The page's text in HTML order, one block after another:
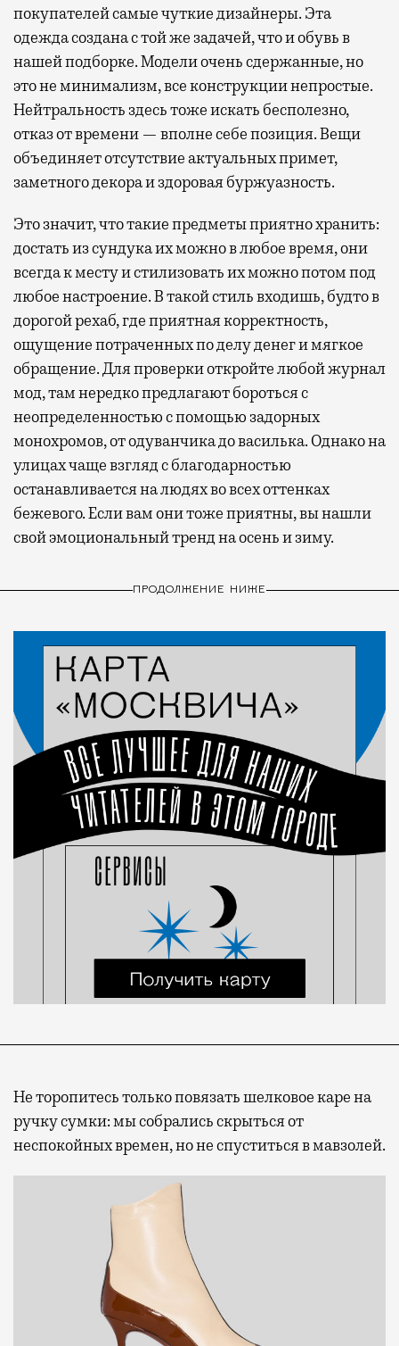
покупателей самые чуткие дизайнеры. Эта
одежда создана с той же задачей, что и обувь в
нашей подборке. Модели очень сдержанные, но
это не минимализм, все конструкции непростые.
Нейтральность здесь тоже искать бесполезно,
отказ от времени — вполне себе позиция. Вещи
объединяет отсутствие актуальных примет,
заметного декора и здоровая буржуазность.
Это значит, что такие предметы приятно хранить:
достать из сундука их можно в любое время, они
всегда к месту и стилизовать их можно потом под
любое настроение. В такой стиль входишь, будто в
дорогой рехаб, где приятная корректность,
ощущение потраченных по делу денег и мягкое
обращение. Для проверки откройте любой журнал
мод, там нередко предлагают бороться с
неопределенностью с помощью задорных
монохромов, от одуванчика до василька. Однако на
улицах чаще взгляд с благодарностью
останавливается на людях во всех оттенках
бежевого. Если вам они тоже приятны, вы нашли
свой эмоциональный тренд на осень и зиму.
ПРОДОЛЖЕНИЕ НИЖЕ
Не торопитесь только повязать шелковое каре на
ручку сумки: мы собрались скрыться от
неспокойных времен, но не спуститься в мавзолей.